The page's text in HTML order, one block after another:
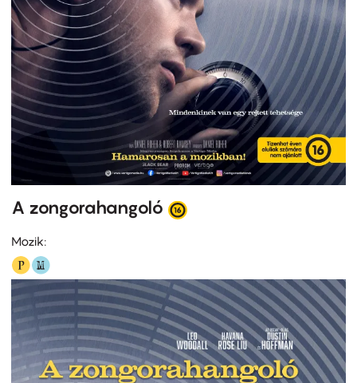
A zongorahangoló
Mozik: